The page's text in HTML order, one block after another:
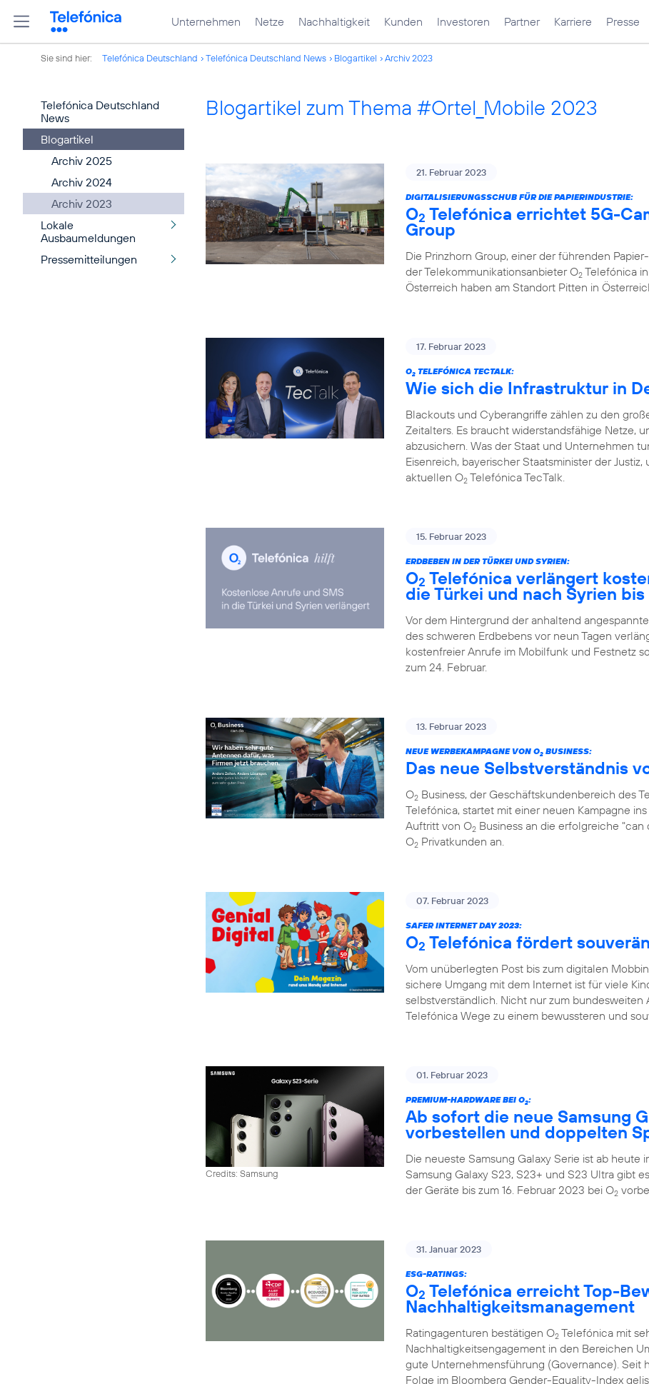
Unternehmen Netze Nachhaltigkeit Kunden Investoren Partner Karriere Presse
Sie sind hier: Telefónica Deutschland Telefónica Deutschland News Blogartikel Archiv 2023
Telefónica Deutschland
News
Blogartikel
Archiv 2025
Archiv 2024
Archiv 2023
Lokale
Ausbaumeldungen
Pressemitteilungen
Blogartikel zum Thema #Ortel_Mobile 2023
21. Februar 2023
DIGITALISIERUNGSSCHUB FÜR DIE PAPIERINDUSTRIE:
O2 Telefónica errichtet 5G-
Group
Die Prinzhorn Group, einer der führenden
der Telekommunikationsanbieter O2 Telefónica
Österreich haben am Standort Pitten in
17. Februar 2023
O2 TELEFÓNICA TECTALK:
Wie sich die Infrastruktur in
Blackouts und Cyberangriffe zählen zu den
Zeitalters. Es braucht widerstandsfähige Netze,
abzusichern. Was der Staat und Unternehmen
Eisenreich, bayerischer Staatsminister der Justiz,
aktuellen O2 Telefónica TecTalk.
15. Februar 2023
ERDBEBEN IN DER TÜRKEI UND SYRIEN:
O2 Telefónica verlängert
die Türkei und nach Syrien
Vor dem Hintergrund der anhaltend
des schweren Erdbebens vor neun Tagen
kostenfreier Anrufe im Mobilfunk und Festnetz
zum 24. Februar.
13. Februar 2023
NEUE WERBEKAMPAGNE VON O2 BUSINESS:
Das neue Selbstverständnis
O2 Business, der Geschäftskundenbereich des
Telefónica, startet mit einer neuen Kampagne
Auftritt von O2 Business an die erfolgreiche
O2 Privatkunden an.
07. Februar 2023
SAFER INTERNET DAY 2023:
O2 Telefónica fördert
Vom unüberlegten Post bis zum digitalen
sichere Umgang mit dem Internet ist für viele
selbstverständlich. Nicht nur zum bundesweiten
Telefónica Wege zu einem bewussteren und
Credits: Samsung
01. Februar 2023
PREMIUM-HARDWARE BEI O2:
Ab sofort die neue Samsung
vorbestellen und doppelten
Die neueste Samsung Galaxy Serie ist ab heute
Samsung Galaxy S23, S23+ und S23 Ultra gibt
der Geräte bis zum 16. Februar 2023 bei O2
31. Januar 2023
ESG-RATINGS:
O2 Telefónica erreicht Top-
Nachhaltigkeitsmanagement
Ratingagenturen bestätigen O2 Telefónica mit
Nachhaltigkeitsengagement in den Bereichen
gute Unternehmensführung (Governance). Seit
Folge im Bloomberg Gender-Equality-Index